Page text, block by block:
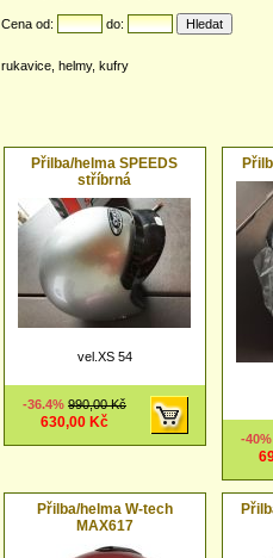
Cena od: do:
rukavice, helmy, kufry
Přilba/helma SPEEDS
stříbrná
vel.XS 54
-36.4% 990,00 Kč
630,00 Kč
-
Přilba/helma W-tech
MAX617